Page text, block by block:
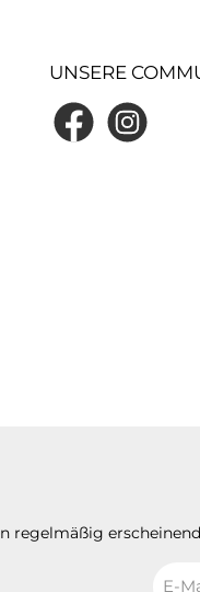
UNSERE
FacebookInstagram
regelmäßig